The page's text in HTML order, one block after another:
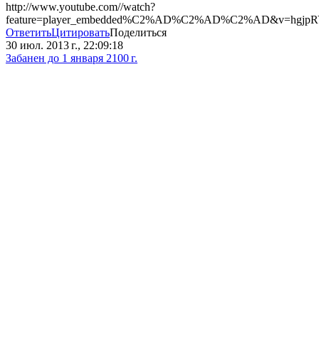
http://www.youtube.com//watch?
ОтветитьЦитироватьПоделиться
30 июл. 2013 г., 22:09:18
Забанен до 1 января 2100 г.